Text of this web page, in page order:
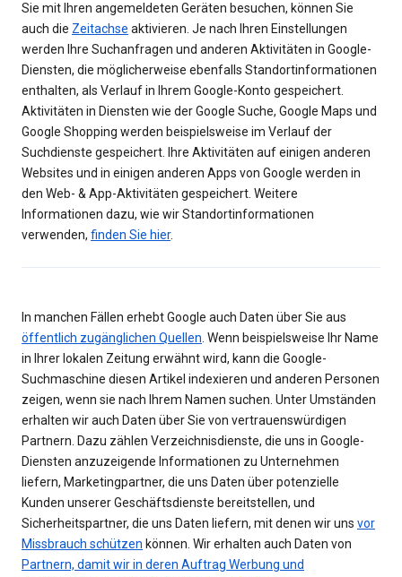
Sie mit Ihren angemeldeten Geräten besuchen, können Sie
auch die Zeitachse aktivieren. Je nach Ihren Einstellungen
werden Ihre Suchanfragen und anderen Aktivitäten in Google-
Diensten, die möglicherweise ebenfalls Standortinformationen
enthalten, als Verlauf in Ihrem Google-Konto gespeichert.
Aktivitäten in Diensten wie der Google Suche, Google Maps und
Google Shopping werden beispielsweise im Verlauf der
Suchdienste gespeichert. Ihre Aktivitäten auf einigen anderen
Websites und in einigen anderen Apps von Google werden in
den Web- & App-Aktivitäten gespeichert. Weitere
Informationen dazu, wie wir Standortinformationen
verwenden, finden Sie hier.
In manchen Fällen erhebt Google auch Daten über Sie aus
öffentlich zugänglichen Quellen . Wenn beispielsweise Ihr Name
in Ihrer lokalen Zeitung erwähnt wird, kann die Google-
Suchmaschine diesen Artikel indexieren und anderen Personen
zeigen, wenn sie nach Ihrem Namen suchen. Unter Umständen
erhalten wir auch Daten über Sie von vertrauenswürdigen
Partnern. Dazu zählen Verzeichnisdienste, die uns in Google-
Diensten anzuzeigende Informationen zu Unternehmen
liefern, Marketingpartner, die uns Daten über potenzielle
Kunden unserer Geschäftsdienste bereitstellen, und
Sicherheitspartner, die uns Daten liefern, mit denen wir uns vor
Missbrauch schützen können. Wir erhalten auch Daten von
Partnern, damit wir in deren Auftrag Werbung und